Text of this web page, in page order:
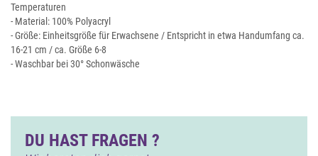
Temperaturen
- Material: 100% Polyacryl
- Größe: Einheitsgröße für Erwachsene / Entspricht in etwa Handumfang ca.
16-21 cm / ca. Größe 6-8
- Waschbar bei 30° Schonwäsche
DU HAST FRAGEN ?